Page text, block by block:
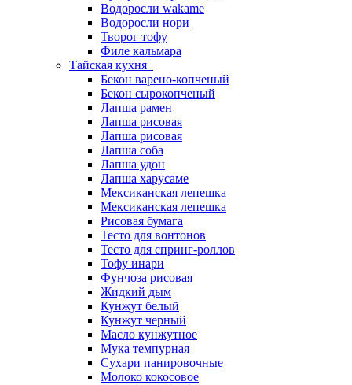
Водоросли wakame
Водоросли нори
Творог тофу
Филе кальмара
Тайская кухня
Бекон варено-копченый
Бекон сырокопченый
Лапша рамен
Лапша рисовая
Лапша рисовая
Лапша соба
Лапша удон
Лапша харусаме
Мексиканская лепешка
Мексиканская лепешка
Рисовая бумага
Тесто для вонтонов
Тесто для спринг-роллов
Тофу инари
Фунчоза рисовая
Жидкий дым
Кунжут белый
Кунжут черный
Масло кунжутное
Мука темпурная
Сухари панировочные
Молоко кокосовое